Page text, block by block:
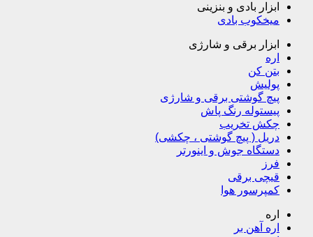
ابزار بادی و بنزینی
میخکوب بادی
ابزار برقی و شارژی
اره
بتن کن
پولیش
پیچ گوشتی برقی و شارژی
پیستوله رنگ پاش
چکش تخریب
دریل ( پیچ گوشتی ، چکشی)
دستگاه جوش و اینورتر
فرز
قیچی برقی
کمپرسور هوا
اره
اره آهن بر